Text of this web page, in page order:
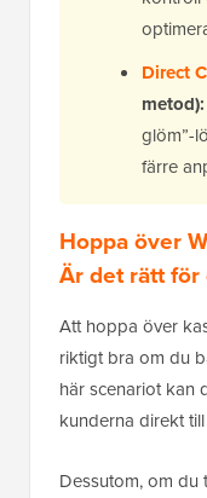
Direct
metod):
glöm”-
färre
Hoppa över
Är det rätt för
Att hoppa över
riktigt bra om du
här scenariot kan
kunderna direkt
Dessutom, om